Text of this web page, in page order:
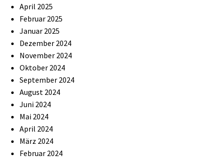
April 2025
Februar 2025
Januar 2025
Dezember 2024
November 2024
Oktober 2024
September 2024
August 2024
Juni 2024
Mai 2024
April 2024
März 2024
Februar 2024